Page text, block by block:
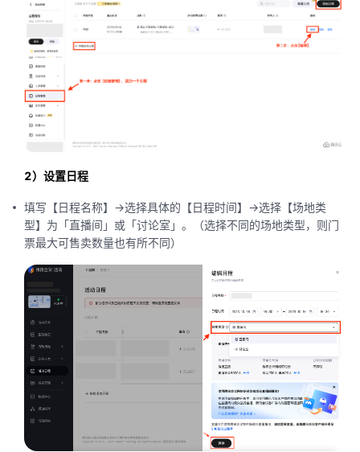
2）设置日程
填写【日程名称】->选择具体的【日程时间】->选择【场地类
型】为「直播间」或「讨论室」。（选择不同的场地类型，则门
票最大可售卖数量也有所不同）